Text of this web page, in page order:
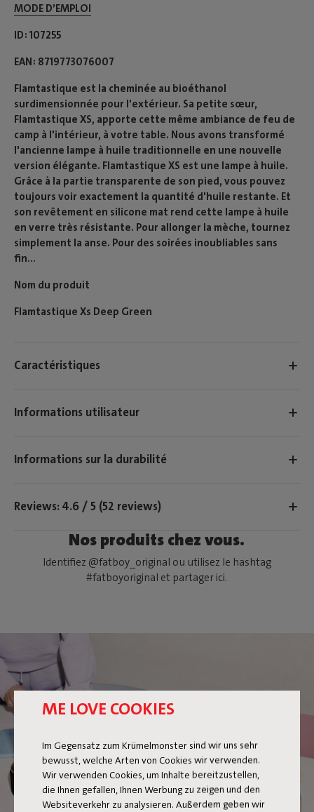
ME LOVE COOKIES
Im Gegensatz zum Krümelmonster sind wir uns sehr
bewusst, welche Arten von Cookies wir verwenden.
Wir verwenden Cookies, um Inhalte bereitzustellen,
die Ihnen gefallen, Ihnen Werbung zu zeigen und den
Websiteverkehr zu analysieren. Außerdem geben wir
MODE D’EMPLOI​
ID 107255
EAN 8719773076007
Flamtastique est la cheminée au bioéthanol
surdimensionnée pour l'extérieur. Sa petite sœur,
Flamtastique XS, apporte cette même ambiance de feu de
camp à l'intérieur, à votre table. Nous avons transformé
l'ancienne lampe à huile traditionnelle en une nouvelle
version élégante. Flamtastique XS est une lampe à huile.
Grâce à la partie transparente de son pied, vous pouvez
toujours voir exactement la quantité d'huile restante. Et
son revêtement en silicone mat rend cette lampe à huile
en verre très résistante. Pour allonger la mèche, tournez
simplement la anse. Pour des soirées inoubliables sans
fin...
Nom du produit
Flamtastique Xs Deep Green
Caractéristiques
Informations utilisateur
Informations sur la durabilité
Reviews: 4.6 / 5 (52 reviews)
Nos produits chez vous.
Identifiez @fatboy_original ou utilisez le hashtag
#fatboyoriginal et partager ici.
FLAMTASTIQUE XS